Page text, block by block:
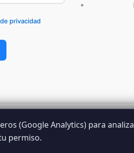
privacidad
© 2026 Summarios · La
(Google Analytics) para
permiso.